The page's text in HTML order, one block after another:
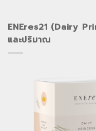
ENEres21 (Dairy
และปริมาณ